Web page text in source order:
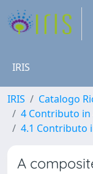
IRIS
IRIS
Catalogo
4 Contributo in
4.1 Contributo
A